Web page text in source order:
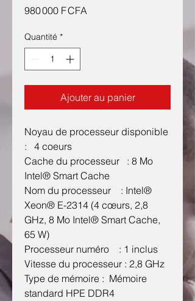
980 000 F CFA
Quantité *
Ajouter au panier
Noyau de processeur disponible
: 4 coeurs
Cache du processeur : 8 Mo
Intel® Smart Cache
Nom du processeur : Intel®
Xeon® E-2314 (4 cœurs, 2,8
GHz, 8 Mo Intel® Smart Cache,
65 W)
Processeur numéro : 1 inclus
Vitesse du processeur : 2,8 GHz
Type de mémoire : Mémoire
standard HPE DDR4